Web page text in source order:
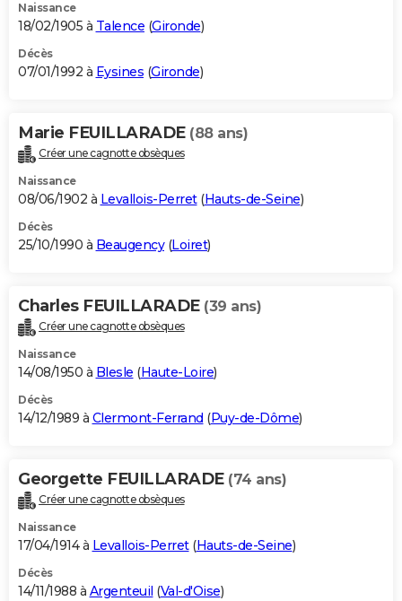
Naissance
18/02/1905 à Talence (Gironde)
Décès
07/01/1992 à Eysines (Gironde)
Marie FEUILLARADE (88 ans)
Créer une cagnotte obsèques
Naissance
08/06/1902 à Levallois-Perret(Hauts-de-Seine)
Décès
25/10/1990 à Beaugency(Loiret)
Charles FEUILLARADE (39 ans)
Créer une cagnotte obsèques
Naissance
14/08/1950 à Blesle (Haute-Loire)
Décès
14/12/1989 à Clermont-Ferrand (Puy-de-Dôme)
Georgette FEUILLARADE (74 ans)
Créer une cagnotte obsèques
Naissance
17/04/1914 à Levallois-Perret(Hauts-de-Seine)
Décès
14/11/1988 à Argenteuil (Val-d'Oise)